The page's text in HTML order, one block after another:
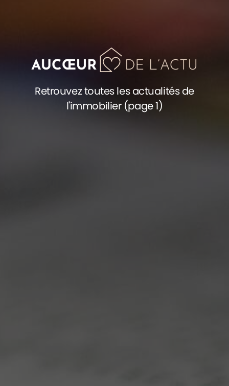
Retrouvez toutes les actualités de
l'immobilier (page 1)